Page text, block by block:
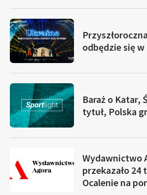
odbędzie się
Baraż o Katar,
tytuł, Polska
Wydawnictwo
przekazało 24
Ocalenie na